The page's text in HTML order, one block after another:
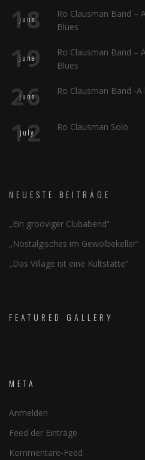
18
june
Ro Clausman Band –
Blues
19
june
Ro Clausman Band –
Blues
26
june Ro Clausman Band -
12
july Ro Clausman Solo
NEUESTE BEITRÄGE
„Ein grooviger Clubabend“
„Nostalgisches im Gewölbekeller“
„Das Village ist eine Kultstätte“
FEATURED GALLERY
META
Anmelden
Feed der Einträge
Kommentare-Feed